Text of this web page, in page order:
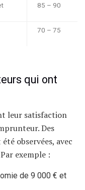
85 – 90
70 – 75
qui ont
leur satisfaction
Des
observées, avec
exemple :
de 9 000 € et